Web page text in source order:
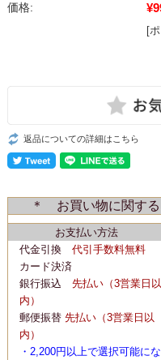
価格:
[
返品についての詳細はこちら
＊ お買い物に関
お支払い方法
代金引換
代引手数料無料
カード決済
銀行振込
先払い（3営業日以
内）
郵便振替 先払い（3営業日以
内）
・2,200円以上で選択可能にな